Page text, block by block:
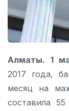
Алматы. 1
2017 года,
месяц на
составила